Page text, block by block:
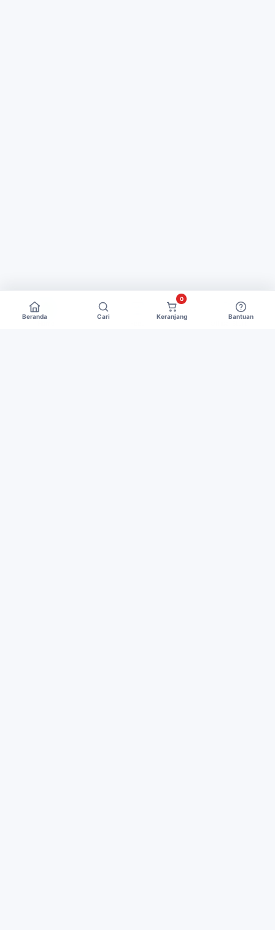
Beranda Cari Keranjang
0
Bantuan